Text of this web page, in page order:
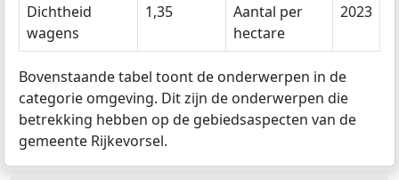
Dichtheid
wagens
1,35
Aantal per
hectare
2023
Bovenstaande tabel toont de onderwerpen in de
categorie omgeving. Dit zijn de onderwerpen die
betrekking hebben op de gebiedsaspecten van de
gemeente Rijkevorsel.